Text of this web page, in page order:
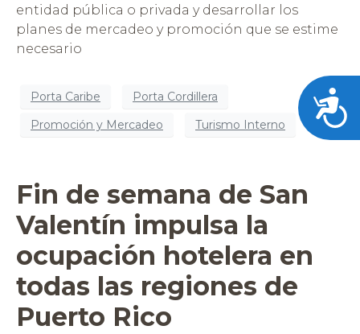
entidad pública o privada y desarrollar los
planes de mercadeo y promoción que se estime
necesario
Porta Caribe
Porta Cordillera
Promoción y Mercadeo
Turismo Interno
Fin de semana de San
Valentín impulsa la
ocupación hotelera en
todas las regiones de
Puerto Rico